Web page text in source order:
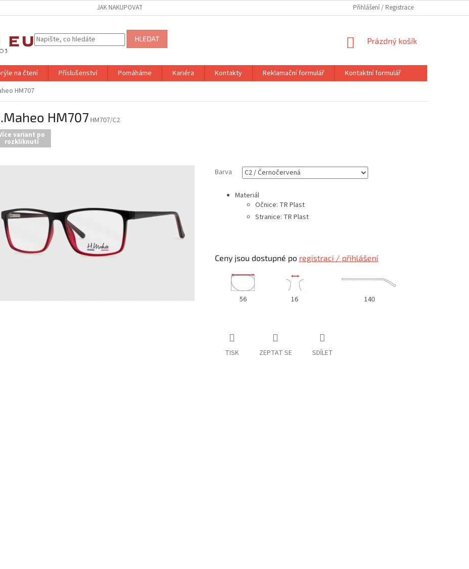
JAK NAKUPOVAT Přihlášení
HLEDAT
NÁKUPNÍ
Prázdný košík
na čtení Příslušenství Pomáháme Kariéra Kontakty Reklamační formulář
Kontaktní formulář
HM707
HM707HM707/C2
variant po
rozkliknutí
Barva
Materiál
Očnice: TR Plast
Stranice: TR Plast
Ceny jsou dostupné po registraci / přihlášení
56 16 140
TISK ZEPTAT SE SDÍLET